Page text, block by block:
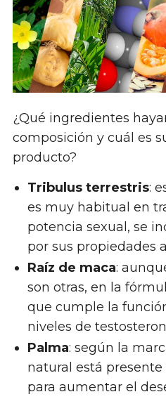
¿Qué ingredientes
composición y cuál es
producto?
Tribulus terrestris:
es muy habitual en
potencia sexual, se
por sus propiedades
Raíz de maca:
son otras, en la
que cumple la
niveles de
Palma: según la
natural está
para aumentar el